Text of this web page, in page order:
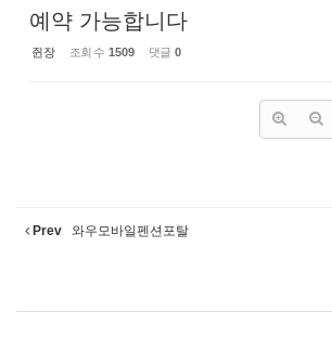
예약 가능합니다
쥔장 조회 수 1509 댓글 0
Prev 와우모바일펜션포탈